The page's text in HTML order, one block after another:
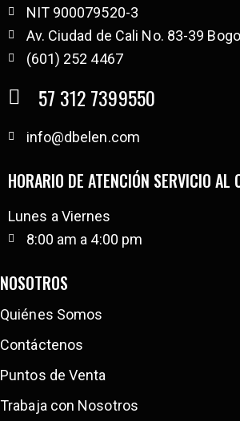
NIT 900079520-3
Av. Ciudad de Cali No. 83-39
(601) 252 4467
57 312 7399550
info@dbelen.com
HORARIO DE ATENCIÓN SERVICIO AL
Lunes a Viernes
8:00 am a 4:00 pm
NOSOTROS
Quiénes Somos
Contáctenos
Puntos de Venta
Trabaja con Nosotros